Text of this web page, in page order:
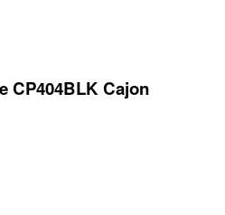
CP404BLK Cajon